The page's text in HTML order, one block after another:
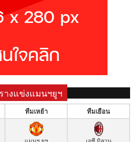
างแข่งแมนฯยูฯ
ทีมเหย้า ทีมเยือน
แมนฯ ยูฯ เอซี มิลาน